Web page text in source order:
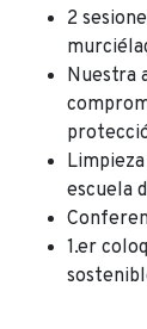
2
Nuestra
escuela
1.er